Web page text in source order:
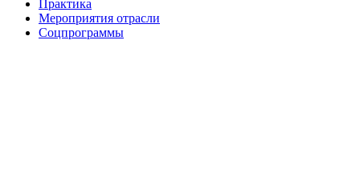
Практика
Мероприятия отрасли
Соцпрограммы